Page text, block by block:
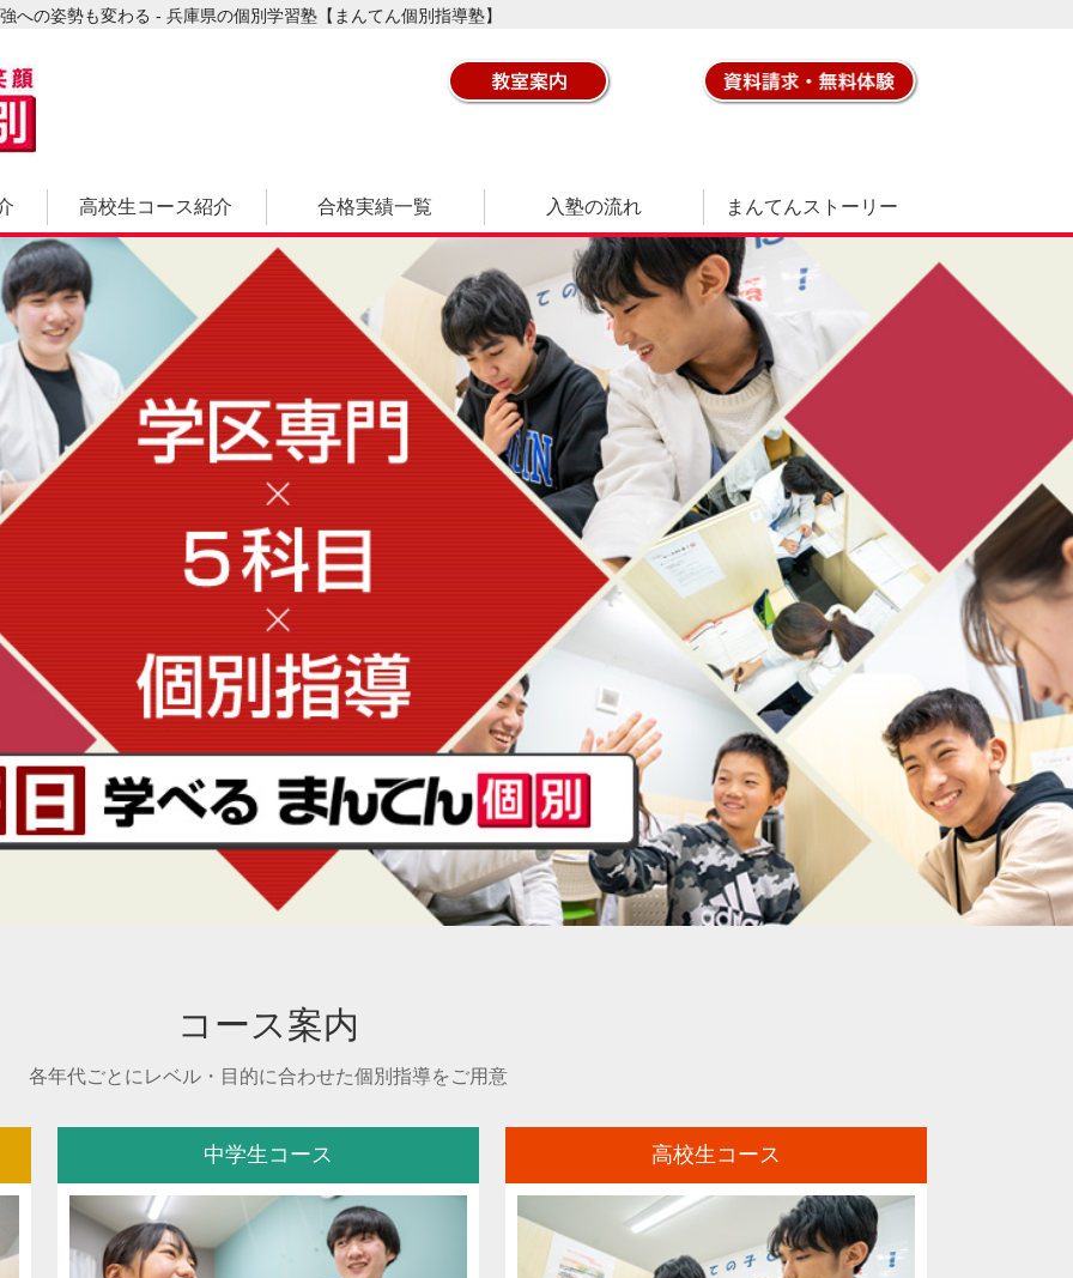
の姿勢も変わる - 兵庫県の個別学習塾【まんてん個別指導塾】
高校生コース紹介 合格実績一覧 入塾の流れ まんてんストーリー
コース案内
各年代ごとにレベル・目的に合わせた個別指導をご用意
中学生コース 高校生コース